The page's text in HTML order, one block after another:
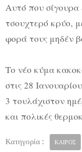
Αυτό που σίγουρα
τσουχτερό κρύο,
φορά τους μηδέν
Το νέο κύμα
στις 28
3 τουλάχιστον
και πολικές
Κατηγορία : ΚΑΙΡΟΣ